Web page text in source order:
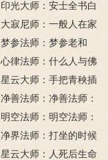
印光大师：安士全书白
话解
大寂尼师：一般人在家
里可以读诵《地藏经》
吗？
梦参法师：梦参老和
尚：金刚经
心律法师：什么人与佛
有缘？
星云大师：手把青秧插
满田，低头便见水中天；
六根清净方为道，退步原
来是向前。
净善法师：净善法师：
看风水与算命能否改变命
运？
明空法师：明空法师：
《心经》中的般若智慧
净界法师：打坐的时候
该怎么念佛？
星云大师：人死后生命